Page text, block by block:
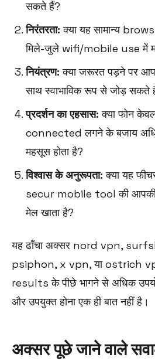
सकते हैं?
निरंतरता: क्या यह सामान्य
मिले-जुले wifi/mobile use में
नियंत्रण: क्या जरूरत पड़ने पर
साथ स्वाभाविक रूप से जोड़ सकते
प्रदर्शन का एहसास: क्या फोन
connected लगने के बजाय
महसूस होता है?
विश्वास के अनुरूपता: क्या यह
secur mobile tool की आपकी
मेल खाता है?
यह ढाँचा अक्सर nord vpn,
psiphon, x vpn, या ostrich
results के पीछे भागने से अधिक
और उपयुक्त होना एक ही बात नहीं है।
अक्सर पूछे जाने वाले